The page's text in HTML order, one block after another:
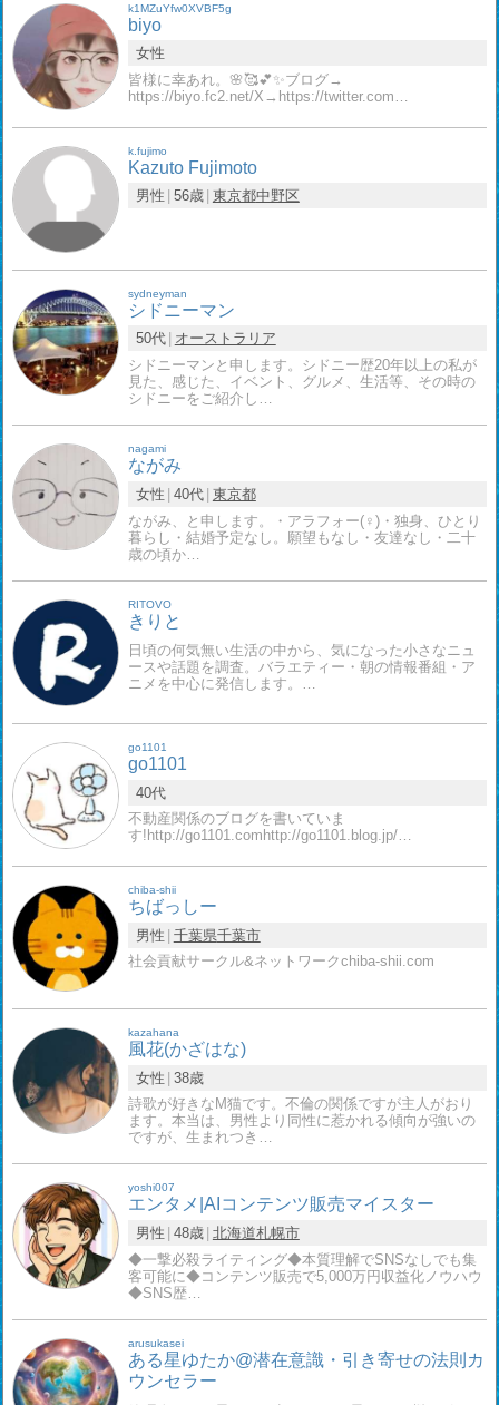
k1MZuYfw0XVBF5g
biyo
女性
皆様に幸あれ。🌸🥰💕✨ブログ→
https://biyo.fc2.net/X→https://twitter.com…
k.fujimo
Kazuto Fujimoto
男性 56歳 東京都中野区
sydneyman
シドニーマン
50代
オーストラリア
シドニーマンと申します。シドニー歴20年以上の私が
見た、感じた、イベント、グルメ、生活等、その時の
シドニーをご紹介し…
nagami
ながみ
女性 40代 東京都
ながみ、と申します。・アラフォー(♀)・独身、ひとり
暮らし・結婚予定なし。願望もなし・友達なし・二十
歳の頃か…
RITOVO
きりと
日頃の何気無い生活の中から、気になった小さなニュ
ースや話題を調査。バラエティー・朝の情報番組・ア
ニメを中心に発信します。…
go1101
go1101
40代
不動産関係のブログを書いていま
す!http://go1101.comhttp://go1101.blog.jp/…
chiba-shii
ちばっしー
男性 千葉県千葉市
社会貢献サークル&ネットワークchiba-shii.com
kazahana
風花(かざはな)
女性 38歳
詩歌が好きなМ猫です。不倫の関係ですが主人がおり
ます。本当は、男性より同性に惹かれる傾向が強いの
ですが、生まれつき…
yoshi007
エンタメ|AIコンテンツ販売マイスター
男性 48歳 北海道札幌市
◆一撃必殺ライティング◆本質理解でSNSなしでも集
客可能に◆コンテンツ販売で5,000万円収益化ノウハウ
◆SNS歴…
arusukasei
ある星ゆたか@潜在意識・引き寄せの法則カ
ウンセラー